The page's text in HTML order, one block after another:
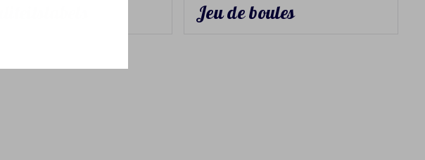
Jeu de boules